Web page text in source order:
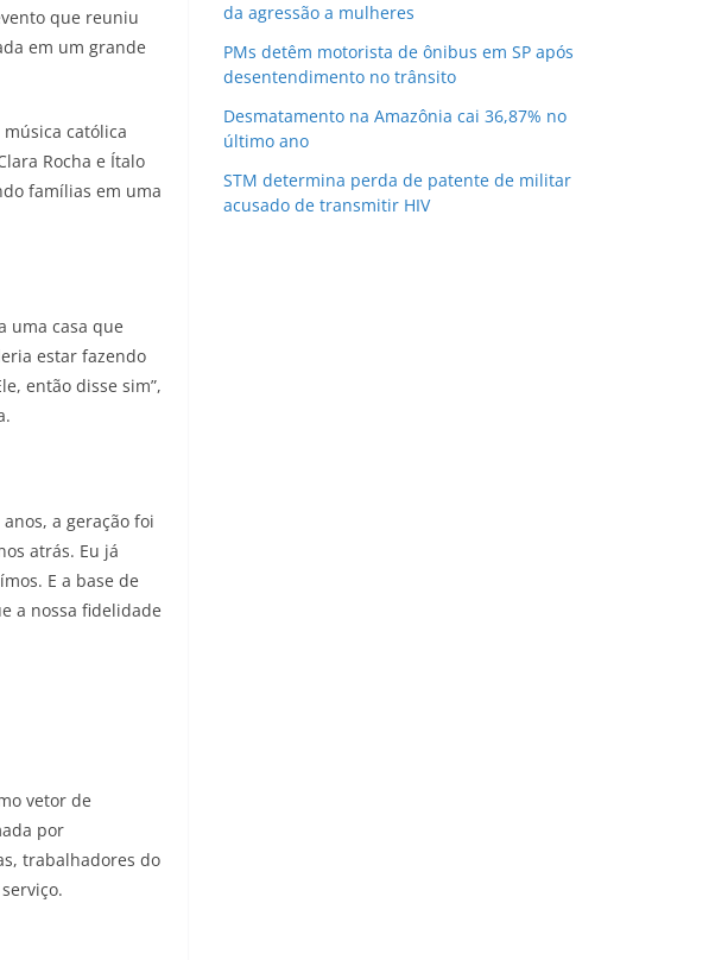
que reuniu
em um grande
católica
Rocha e Ítalo
famílias em uma
uma casa que
estar fazendo
então disse sim”,
a geração foi
atrás. Eu já
E a base de
a nossa fidelidade
vetor de
por
trabalhadores do
da agressão a mulheres
PMs detêm motorista de ônibus em SP após
desentendimento no trânsito
Desmatamento na Amazônia cai 36,87% no
último ano
STM determina perda de patente de militar
acusado de transmitir HIV